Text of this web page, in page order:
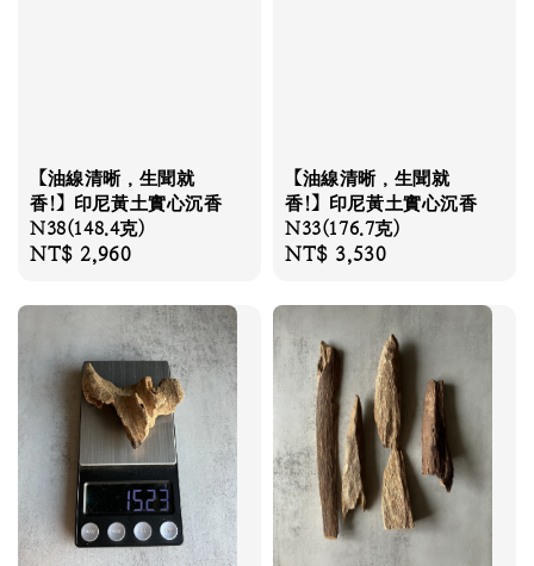
【油線清晰，生聞就
香!】印尼黃土實心沉香
N38(148.4克)
Regular
NT$ 2,960
【油線清晰，生聞就
香!】印尼黃土實心沉香
N33(176.7克)
Regular
NT$ 3,530